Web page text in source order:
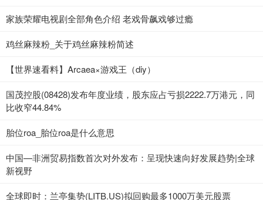
家族荣耀电视剧全部角色介绍 老戏骨飙戏够过瘾
鸡丝麻辣粉_关于鸡丝麻辣粉简述
【世界速看料】Arcaea×游戏王（diy）
国茂控股(08428)发布年度业绩，股东应占亏损2222.7万港元，同
比收窄44.84%
胎位roa_胎位roa是什么意思
中国—非洲贸易指数首次对外发布：呈现快速向好发展趋势|全球
新视野
全球即时：兰亭集势(LITB.US)拟回购最多1000万美元股票